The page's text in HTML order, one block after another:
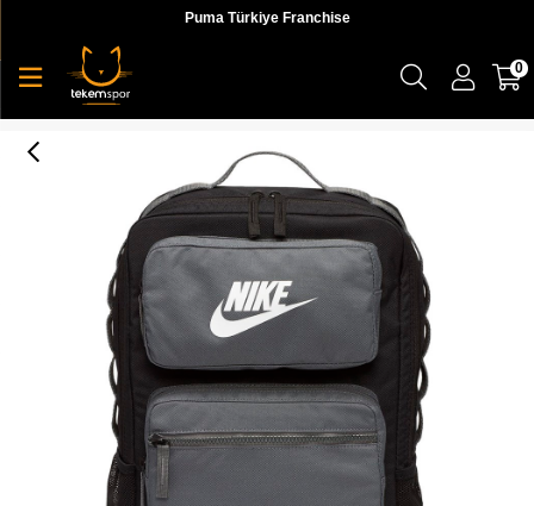
Puma Türkiye Franchise
0